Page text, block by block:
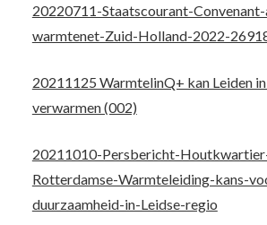
20220711-Staatscourant-
warmtenet-Zuid-Holland-2022-
20211125 WarmtelinQ+ kan Leiden
verwarmen (002)
20211010-Persbericht-
Rotterdamse-Warmteleiding-kans-
duurzaamheid-in-Leidse-regio